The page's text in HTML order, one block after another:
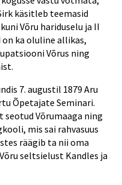
käsitleb teemasid
Võru hariduselu ja II
ka oluline allikas,
Võrus ning
7. augustil 1879 Aru
Õpetajate Seminari.
Võrumaaga ning
mis sai rahvasuus
räägib ta nii oma
seltsielust Kandles ja